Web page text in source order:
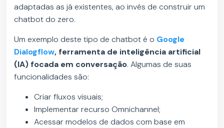
adaptadas as já existentes, ao invés de construir um
chatbot do zero.
Um exemplo deste tipo de chatbot é o Google
Dialogflow, ferramenta de inteligência artificial
(IA) focada em conversação. Algumas de suas
funcionalidades são:
Criar fluxos visuais;
Implementar recurso Omnichannel;
Acessar modelos de dados com base em